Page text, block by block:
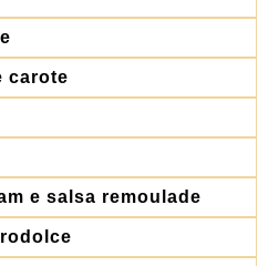
carote
e salsa remoulade